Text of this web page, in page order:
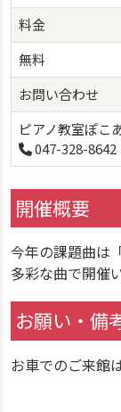
料金
無料
お問い合わせ
ピアノ教室ぽ
047-328-8642
開催概要
今年の課題曲は
多彩な曲で開催
お願い・備
お車でのご来館